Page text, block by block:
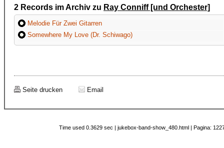
2 Records im Archiv zu Ray Conniff [und Orchester]
Melodie Für Zwei Gitarren
Somewhere My Love (Dr. Schiwago)
Seite drucken Email
Time used 0.3629 sec | jukebox-band-show_480.html | Pagina: